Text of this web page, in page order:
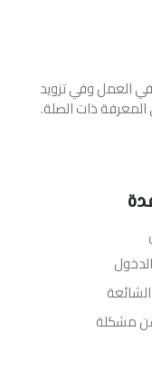
العمل وفي تزويد
ذات الصلة.
عن مشكلة